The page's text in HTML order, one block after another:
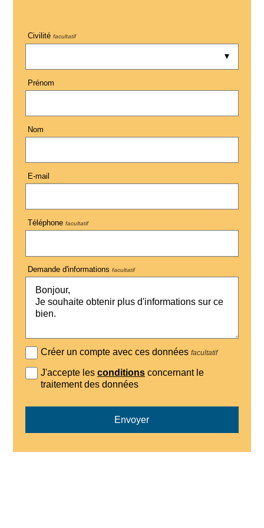
Civilité facultatif
Prénom
Nom
E-mail
Téléphone facultatif
Demande d'informations facultatif
Créer un compte avec ces donnéesfacultatif
J'accepte lesconditions concernant le
traitement des données
Envoyer